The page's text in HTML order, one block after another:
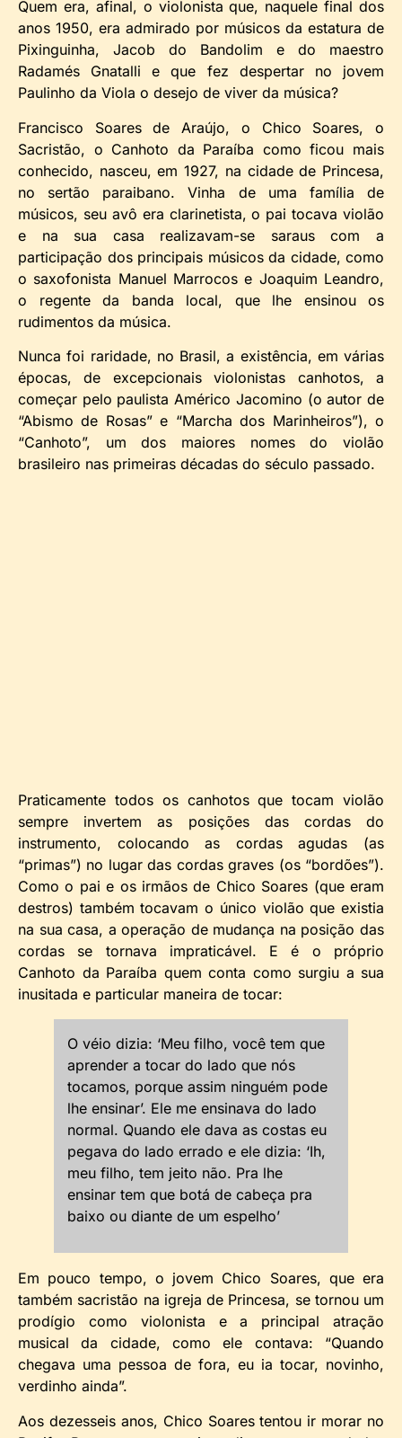
Quem era, afinal, o violonista que, naquele final dos
anos 1950, era admirado por músicos da estatura de
Pixinguinha, Jacob do Bandolim e do maestro
Radamés Gnatalli e que fez despertar no jovem
Paulinho da Viola o desejo de viver da música?
Francisco Soares de Araújo, o Chico Soares, o
Sacristão, o Canhoto da Paraíba como ficou mais
conhecido, nasceu, em 1927, na cidade de Princesa,
no sertão paraibano. Vinha de uma família de
músicos, seu avô era clarinetista, o pai tocava violão
e na sua casa realizavam-se saraus com a
participação dos principais músicos da cidade, como
o saxofonista Manuel Marrocos e Joaquim Leandro,
o regente da banda local, que lhe ensinou os
rudimentos da música.
Nunca foi raridade, no Brasil, a existência, em várias
épocas, de excepcionais violonistas canhotos, a
começar pelo paulista Américo Jacomino (o autor de
“Abismo de Rosas” e “Marcha dos Marinheiros”), o
“Canhoto”, um dos maiores nomes do violão
brasileiro nas primeiras décadas do século passado.
Praticamente todos os canhotos que tocam violão
sempre invertem as posições das cordas do
instrumento, colocando as cordas agudas (as
“primas”) no lugar das cordas graves (os “bordões”).
Como o pai e os irmãos de Chico Soares (que eram
destros) também tocavam o único violão que existia
na sua casa, a operação de mudança na posição das
cordas se tornava impraticável. E é o próprio
Canhoto da Paraíba quem conta como surgiu a sua
inusitada e particular maneira de tocar:
O véio dizia: ‘Meu filho, você tem que
aprender a tocar do lado que nós
tocamos, porque assim ninguém pode
lhe ensinar’. Ele me ensinava do lado
normal. Quando ele dava as costas eu
pegava do lado errado e ele dizia: ‘Ih,
meu filho, tem jeito não. Pra lhe
ensinar tem que botá de cabeça pra
baixo ou diante de um espelho’
Em pouco tempo, o jovem Chico Soares, que era
também sacristão na igreja de Princesa, se tornou um
prodígio como violonista e a principal atração
musical da cidade, como ele contava: “Quando
chegava uma pessoa de fora, eu ia tocar, novinho,
verdinho ainda”.
Aos dezesseis anos, Chico Soares tentou ir morar no